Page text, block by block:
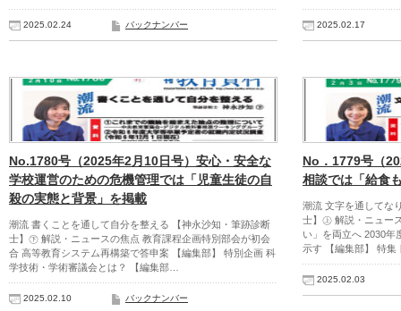
2025.02.24 バックナンバー 2025.02.17
No.1780号（2025年2月10日号）安心・安全な
学校運営のための危機管理では「児童生徒の自
殺の実態と背景」を掲載
潮流 書くことを通して自分を整える 【神永沙知・筆跡診断
士】㊦ 解説・ニュースの焦点 教育課程企画特別部会が初会
合 高等教育システム再構築で答申案 【編集部】 特別企画 科
学技術・学術審議会とは？ 【編集部…
2025.02.10 バックナンバー
No．1779号（
相談では「給食
潮流 文字を通してな
士】㊤ 解説・ニュー
い」を両立へ 2030年
示す 【編集部】 特
2025.02.03